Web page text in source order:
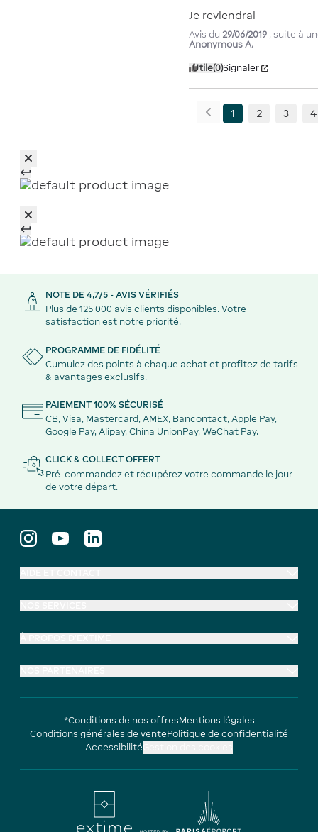
Je reviendrai
Avis du 29/06/2019 , suite à
Anonymous A.
Utile(0)Signaler
1 2 3 4
NOTE DE 4,7/5 - AVIS VÉRIFIÉS
Plus de 125 000 avis clients disponibles. Votre
satisfaction est notre priorité.
PROGRAMME DE FIDÉLITÉ
Cumulez des points à chaque achat et profitez de tarifs
& avantages exclusifs.
PAIEMENT 100% SÉCURISÉ
CB, Visa, Mastercard, AMEX, Bancontact, Apple Pay,
Google Pay, Alipay, China UnionPay, WeChat Pay.
CLICK & COLLECT OFFERT
Pré-commandez et récupérez votre commande le jour
de votre départ.
*Conditions de nos offresMentions légales
Conditions générales de ventePolitique de confidentialité
Accessibilité